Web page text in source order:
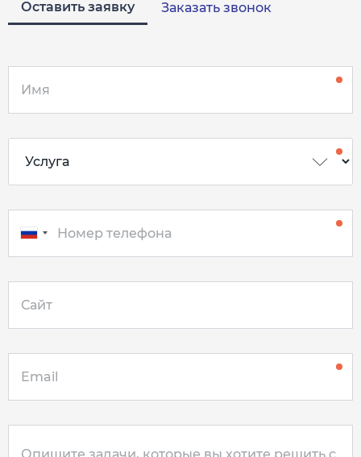
Оставить заявку Заказать звонок